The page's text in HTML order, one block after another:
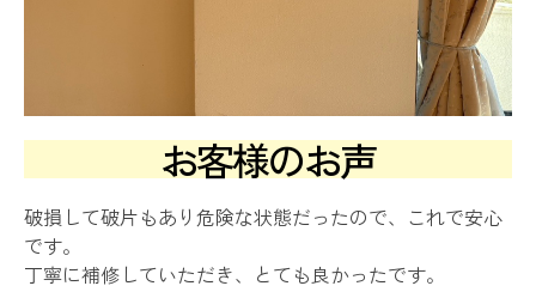
お客様のお声
破損して破片もあり危険な状態だったので、これで安心
です。
丁寧に補修していただき、とても良かったです。